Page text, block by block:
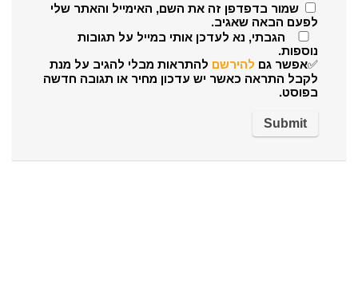
שמור בדפדפן זה את השם, האימייל והאתר שלי
לפעם הבאה שאגיב.
הגבתי, נא לעדכן אותי במייל על תגובות
נוספות.
✅אפשר גם להירשם להתראות מבלי להגיב על מנת
לקבל התראה כאשר יש עדכון מחיר או תגובה חדשה
בפוסט.